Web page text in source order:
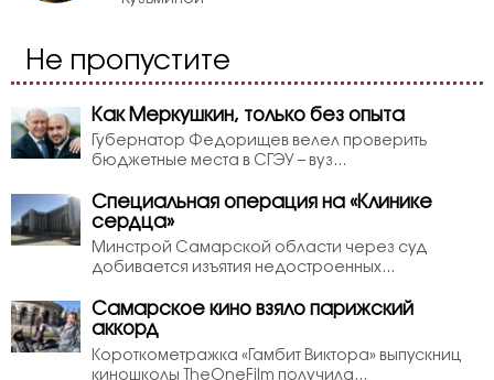
Не пропустите
Как Меркушкин, только без опыта
Губернатор Федорищев велел проверить
бюджетные места в СГЭУ – вуз...
Специальная операция на «Клинике
сердца»
Минстрой Самарской области через суд
добивается изъятия недостроенных...
Самарское кино взяло парижский
аккорд
Короткометражка «Гамбит Виктора» выпускниц
киношколы TheOneFilm получила...